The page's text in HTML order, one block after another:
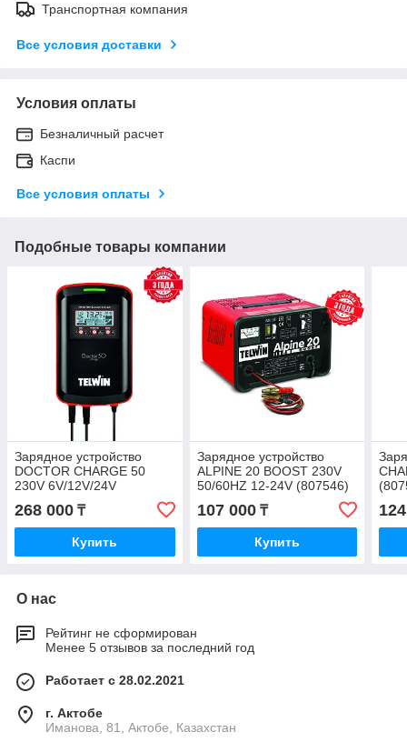
Транспортная компания
Все условия доставки
Условия оплаты
Безналичный расчет
Каспи
Все условия оплаты
Подобные товары компании
Зарядное устройство
DOCTOR CHARGE 50
230V 6V/12V/24V
268 000 ₸
Купить
Зарядное устройство
ALPINE 20 BOOST 230V
50/60HZ 12-24V (807546)
107 000₸
Купить
О нас
Рейтинг не сформирован
Менее 5 отзывов за последний год
Работает с 28.02.2021
г. Актобе
Иманова, 81, Актобе, Казахстан